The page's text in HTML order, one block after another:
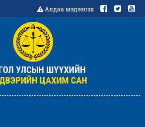
Алдаа мэдээлэх